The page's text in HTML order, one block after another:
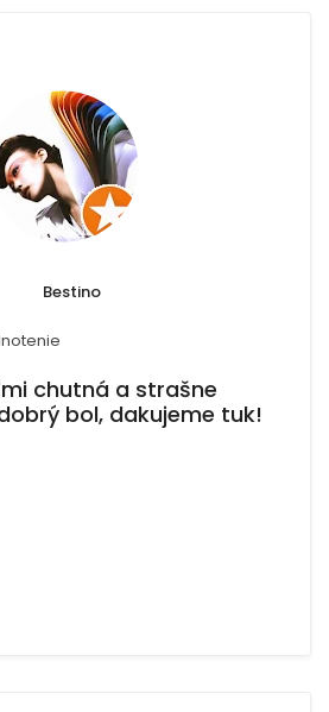
Bestino
chutná a strašne
bol, dakujeme tuk!